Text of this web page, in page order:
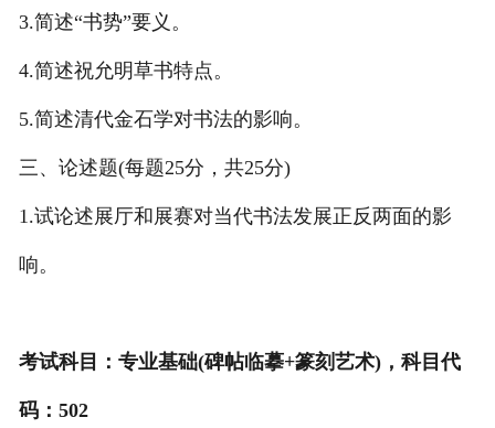
3.简述“书势”要义。
4.简述祝允明草书特点。
5.简述清代金石学对书法的影响。
三、论述题(每题25分，共25分)
1.试论述展厅和展赛对当代书法发展正反两面的影
响。
考试科目：专业基础(碑帖临摹+篆刻艺术)，科目代
码：502